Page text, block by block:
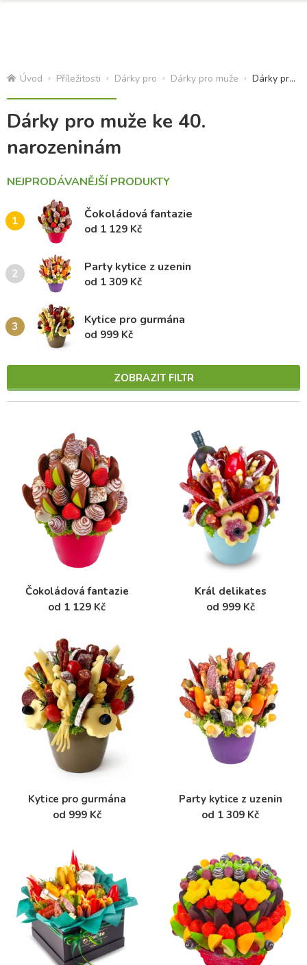
Úvod Příležitosti Dárky pro Dárky pro muže Dárky pro muže ke 40
Dárky pro muže ke 40.
narozeninám
NEJPRODÁVANĚJŠÍ PRODUKTY
1 Čokoládová fantazie
od 1 129 Kč
2 Party kytice z uzenin
od 1 309 Kč
3 Kytice pro gurmána
od 999 Kč
ZOBRAZIT FILTR
Čokoládová fantazie
od 1 129 Kč
Král delikates
od 999 Kč
Kytice pro gurmána
od 999 Kč
Party kytice z uzenin
od 1 309 Kč